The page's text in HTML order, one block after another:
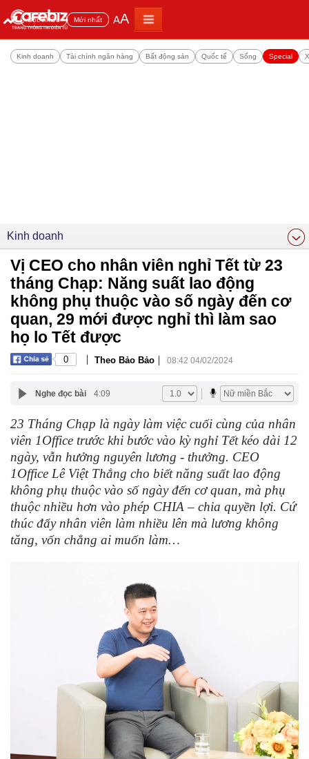
Đọc nhiều Mới nhất AA
Kinh doanh Tài chính ngân hàng Bất động sản Quốc tế Sống Special
Kinh doanh
Vị CEO cho nhân viên nghỉ Tết từ 23
tháng Chạp: Năng suất lao động
không phụ thuộc vào số ngày đến cơ
quan, 29 mới được nghỉ thì làm sao
họ lo Tết được
0 | Theo Bảo Bảo | 08:42 04/02/2024
Nghe đọc bài 4:09
23 Tháng Chạp là ngày làm việc cuối cùng của nhân
viên 1Office trước khi bước vào kỳ nghỉ Tết kéo dài 12
ngày, vẫn hưởng nguyên lương - thưởng. CEO
1Office Lê Việt Thắng cho biết năng suất lao động
không phụ thuộc vào số ngày đến cơ quan, mà phụ
thuộc nhiều hơn vào phép CHIA – chia quyền lợi. Cứ
thúc đẩy nhân viên làm nhiều lên mà lương không
tăng, vốn chẳng ai muốn làm…